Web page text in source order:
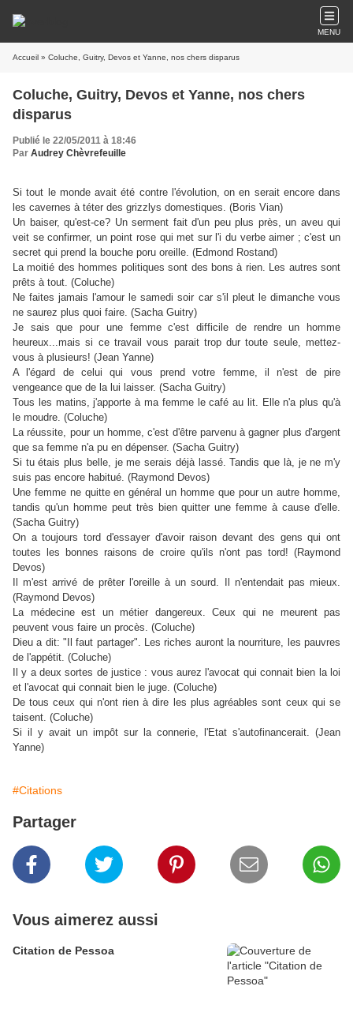
MENU
Accueil » Coluche, Guitry, Devos et Yanne, nos chers disparus
Coluche, Guitry, Devos et Yanne, nos chers
disparus
Publié le 22/05/2011 à 18:46
Par Audrey Chèvrefeuille
Si tout le monde avait été contre l'évolution, on en serait encore dans
les cavernes à téter des grizzlys domestiques. (Boris Vian)
Un baiser, qu'est-ce? Un serment fait d'un peu plus près, un aveu qui
veit se confirmer, un point rose qui met sur l'i du verbe aimer ; c'est un
secret qui prend la bouche poru oreille. (Edmond Rostand)
La moitié des hommes politiques sont des bons à rien. Les autres sont
prêts à tout. (Coluche)
Ne faites jamais l'amour le samedi soir car s'il pleut le dimanche vous
ne saurez plus quoi faire. (Sacha Guitry)
Je sais que pour une femme c'est difficile de rendre un homme
heureux...mais si ce travail vous parait trop dur toute seule, mettez-
vous à plusieurs! (Jean Yanne)
A l'égard de celui qui vous prend votre femme, il n'est de pire
vengeance que de la lui laisser. (Sacha Guitry)
Tous les matins, j'apporte à ma femme le café au lit. Elle n'a plus qu'à
le moudre. (Coluche)
La réussite, pour un homme, c'est d'être parvenu à gagner plus d'argent
que sa femme n'a pu en dépenser. (Sacha Guitry)
Si tu étais plus belle, je me serais déjà lassé. Tandis que là, je ne m'y
suis pas encore habitué. (Raymond Devos)
Une femme ne quitte en général un homme que pour un autre homme,
tandis qu'un homme peut très bien quitter une femme à cause d'elle.
(Sacha Guitry)
On a toujours tord d'essayer d'avoir raison devant des gens qui ont
toutes les bonnes raisons de croire qu'ils n'ont pas tord! (Raymond
Devos)
Il m'est arrivé de prêter l'oreille à un sourd. Il n'entendait pas mieux.
(Raymond Devos)
La médecine est un métier dangereux. Ceux qui ne meurent pas
peuvent vous faire un procès. (Coluche)
Dieu a dit: "Il faut partager". Les riches auront la nourriture, les pauvres
de l'appétit. (Coluche)
Il y a deux sortes de justice : vous aurez l'avocat qui connait bien la loi
et l'avocat qui connait bien le juge. (Coluche)
De tous ceux qui n'ont rien à dire les plus agréables sont ceux qui se
taisent. (Coluche)
Si il y avait un impôt sur la connerie, l'Etat s'autofinancerait. (Jean
Yanne)
#Citations
Partager
Vous aimerez aussi
Citation de Pessoa